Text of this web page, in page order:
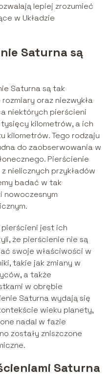
lepiej zrozumieć
w Układzie
Saturna są
Saturna są tak
oraz niezwykła
niektórych pierścieni
kilometrów, a ich
kilometrów. Tego rodzaju
do zaobserwowania w
Pierścienie
nielicznych przykładów
badać w tak
nowoczesnym
jest ich
że pierścienie nie są
swoje właściwości w
takie jak zmiany w
a także
w obrębie
Saturna wydają się
wieku planety,
nadal w fazie
zostały zniszczone
Saturna